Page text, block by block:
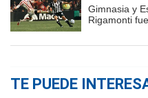
Gimnasia y
Rigamonti
TE PUEDE